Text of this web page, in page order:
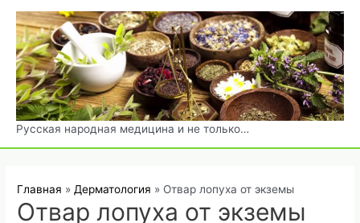
Перейти
содержимому
Русская народная медицина и не только…
Главная Дерматология Отвар лопуха от экземы
Отвар лопуха от экземы